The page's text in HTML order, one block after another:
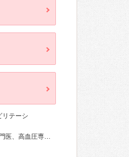
リテーシ
専門医、産婦人科専門医、小児科専門医